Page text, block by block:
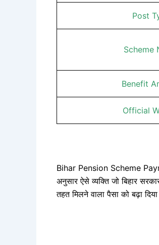
Post
Scheme
Benefit
Official
Bihar Pension Scheme
अनुसार ऐसे व्यक्ति जो बिहार
तहत मिलने वाला पैसा को बढ़ा दिया